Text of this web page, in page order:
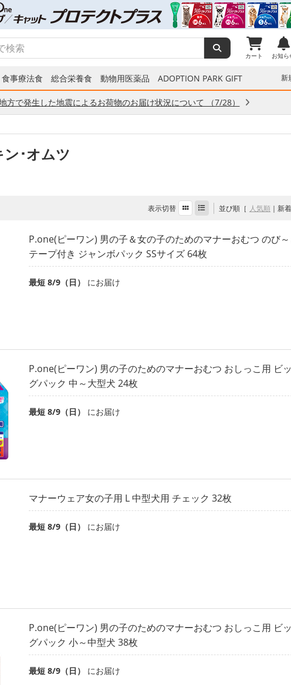
カート お知ら
食事療法食 総合栄養食 動物用医薬品 ADOPTION PARK GIFT 新
方で発生した地震によるお荷物のお届け状況について （7/28）
ン･オムツ
表示切替 並び順 人気順 新
P.one(ピーワン) 男の子＆女の子のためのマナーおむつ のび～
テープ付き ジャンボパック SSサイズ 64枚
最短 8/9（日） にお届け
P.one(ピーワン) 男の子のためのマナーおむつ おしっこ用 ビッ
グパック 中～大型犬 24枚
最短 8/9（日） にお届け
マナーウェア女の子用 L 中型犬用 チェック 32枚
最短 8/9（日） にお届け
P.one(ピーワン) 男の子のためのマナーおむつ おしっこ用 ビッ
グパック 小～中型犬 38枚
最短 8/9（日） にお届け